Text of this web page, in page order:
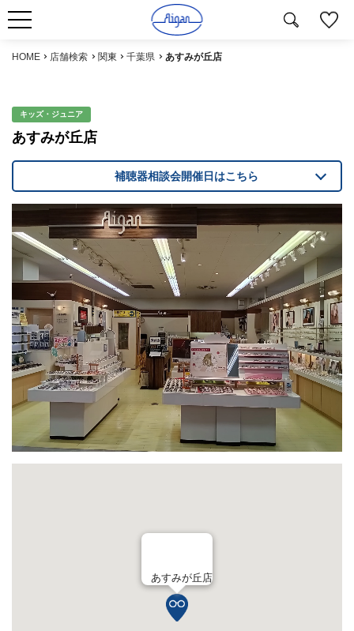
HOME 店舗検索 関東 千葉県 あすみが丘店
キッズ・ジュニア
あすみが丘店
補聴器相談会開催日はこちら
あすみが丘店